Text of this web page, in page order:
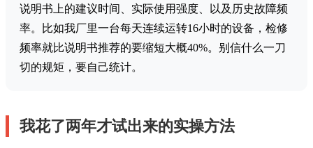
说明书上的建议时间、实际使用强度、以及历史故障频
率。比如我厂里一台每天连续运转16小时的设备，检修
频率就比说明书推荐的要缩短大概40%。别信什么一刀
切的规矩，要自己统计。
我花了两年才试出来的实操方法